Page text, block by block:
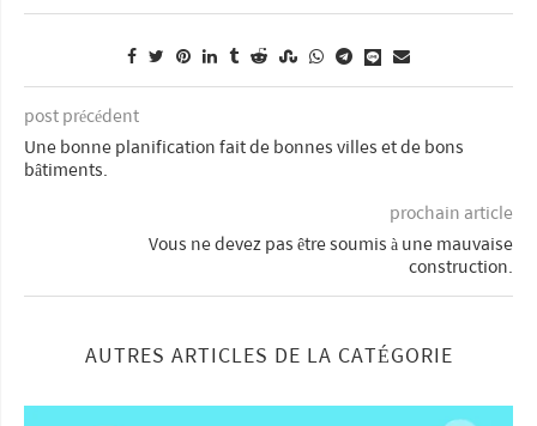
post précédent
Une bonne planification fait de bonnes villes et de bons
bâtiments.
prochain article
Vous ne devez pas être soumis à une mauvaise
construction.
AUTRES ARTICLES DE LA CATÉGORIE